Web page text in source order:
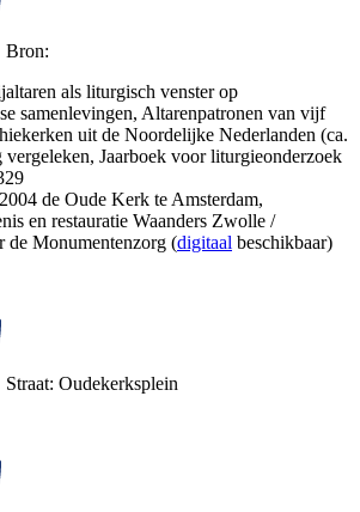
Bron:
als liturgisch venster op
samenlevingen, Altarenpatronen van vijf
uit de Noordelijke Nederlanden (ca.
vergeleken, Jaarboek voor liturgieonderzoek
de Oude Kerk te Amsterdam,
en restauratie Waanders Zwolle /
de Monumentenzorg (digitaal beschikbaar)
Straat: Oudekerksplein